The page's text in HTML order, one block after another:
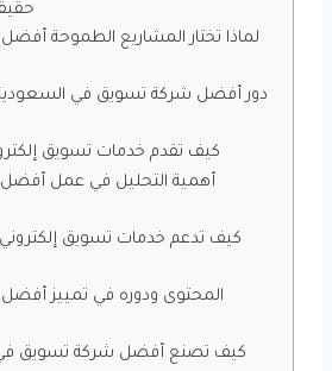
لماذا تختار المشاريع الطموحة
دور أفضل شركة تسويق في السعودية
كيف تقدم خدمات تسويق
أهمية التحليل في عمل
كيف تدعم خدمات تسويق إلكتروني
المحتوى ودوره في تمييز
كيف تصنع أفضل شركة تسويق